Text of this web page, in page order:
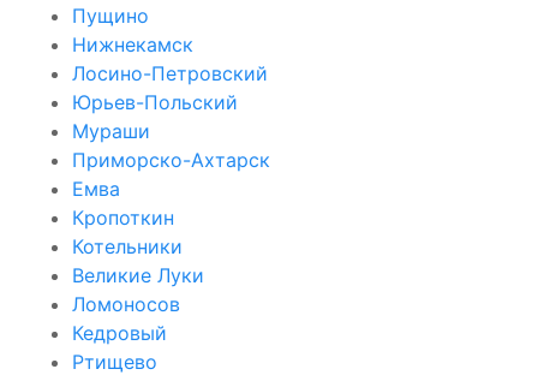
Пущино
Нижнекамск
Лосино-Петровский
Юрьев-Польский
Мураши
Приморско-Ахтарск
Емва
Кропоткин
Котельники
Великие Луки
Ломоносов
Кедровый
Ртищево